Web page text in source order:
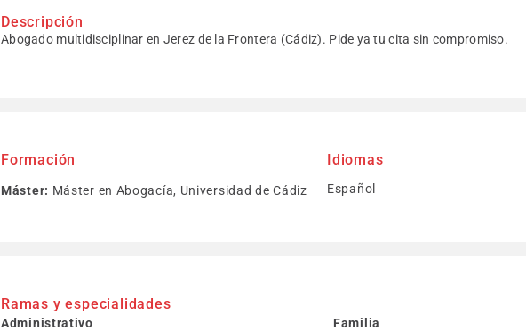
Descripción
Abogado multidisciplinar en Jerez de la Frontera (Cádiz). Pide ya tu cita sin compromiso.
Formación
Máster: Máster en Abogacía, Universidad de Cádiz
Idiomas
Español
Ramas y especialidades
Administrativo
Familia